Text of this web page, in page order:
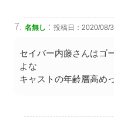
名無し : 投稿日：2020/08/
セイバー内藤さんはゴ
よな
キャストの年齢層高め